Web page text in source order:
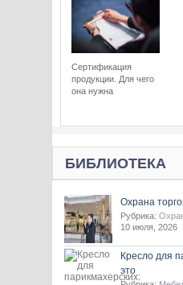
Сертификация
продукции. Для чего
она нужна
БИБЛИОТЕКА
Охрана
Рубрика:
10 июля, 2026
Кресло для
это